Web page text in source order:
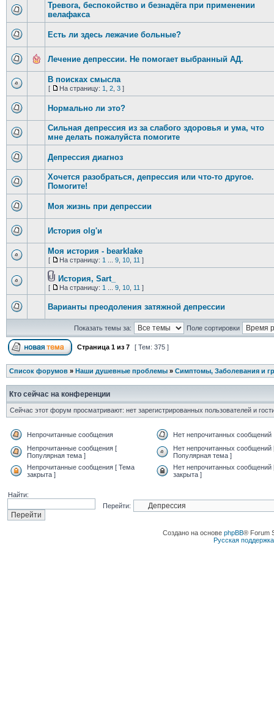
Тревога, беспокойство и безнадëга при применении
велафакса
Есть ли здесь лежачие больные?
Лечение депрессии. Не помогает выбранный АД.
В поисках смысла
[ На страницу: 1 2, 3]
Нормально ли это?
Сильная депрессия из за слабого здоровья и ума, что
мне делать пожалуйста помогите
Депрессия диагноз
Хочется разобраться, депрессия или что-то другое.
Помогите!
Моя жизнь при депрессии
История olg'и
Моя история - bearklake
[ На страницу: 1 9, 10, 11 ]
История, Sart_
[ На страницу: 1 9, 10, 11 ]
Варианты преодоления затяжной депрессии
Показать темы за: Поле сортировки
Страница 1из 7 [ Тем: 375 ]
Список форумов» Наши душевные проблемы» Симптомы, Заболевания и
Кто сейчас на конференции
Сейчас этот форум просматривают: нет зарегистрированных пользователей и
Непрочитанные сообщения
Нет непрочитанных сообщений
Непрочитанные сообщения [
Популярная тема ]
Нет непрочитанных сообщений
Популярная тема ]
Непрочитанные сообщения [ Тема
закрыта ]
Нет непрочитанных сообщений
закрыта ]
Найти:
Перейти:
Создано на основе phpBB® Forum
Русская